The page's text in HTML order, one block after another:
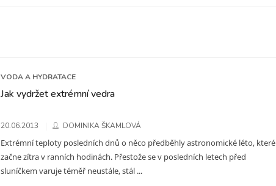
VODA A HYDRATACE
Jak vydržet extrémní vedra
20.06.2013 DOMINIKA ŠKAMLOVÁ
Extrémní teploty posledních dnů o něco předběhly astronomické léto, které
začne zítra v ranních hodinách. Přestože se v posledních letech před
sluníčkem varuje téměř neustále, stál ...